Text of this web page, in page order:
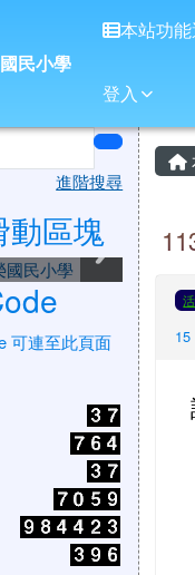
國民小
民小學
本站功
登入
容 search
進階搜尋
動區塊
榮國民小
榮國民小
榮國民小
榮國民小
榮國民小
榮國民小